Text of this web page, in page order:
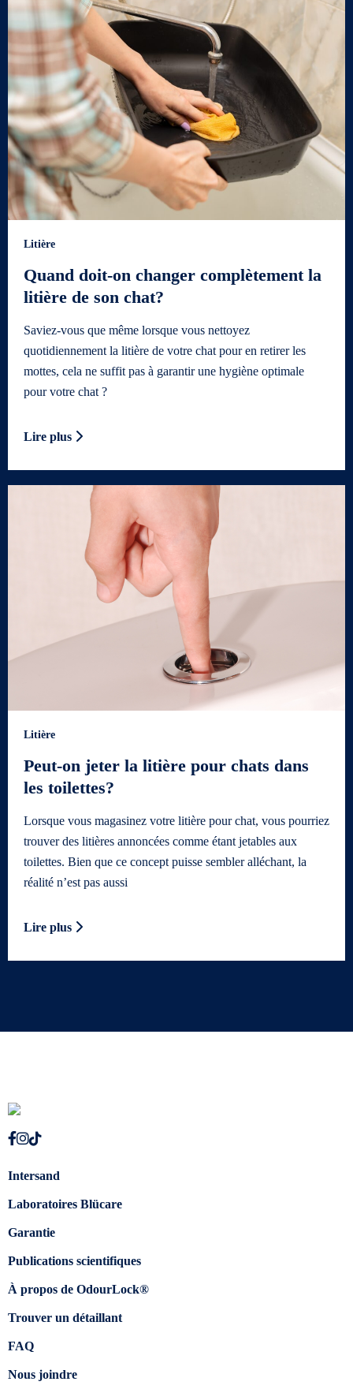
Litière
Quand doit-on changer complètement la
litière de son chat?
Saviez-vous que même lorsque vous nettoyez
quotidiennement la litière de votre chat pour en retirer les
mottes, cela ne suffit pas à garantir une hygiène optimale
pour votre chat ?
Lire plus
Litière
Peut-on jeter la litière pour chats dans
les toilettes?
Lorsque vous magasinez votre litière pour chat, vous pourriez
trouver des litières annoncées comme étant jetables aux
toilettes. Bien que ce concept puisse sembler alléchant, la
réalité n’est pas aussi
Lire plus
Intersand
Laboratoires Blücare
Garantie
Publications scientifiques
À propos de OdourLock®
Trouver un détaillant
FAQ
Nous joindre